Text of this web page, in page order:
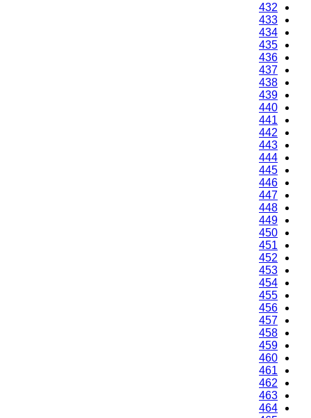
432
433
434
435
436
437
438
439
440
441
442
443
444
445
446
447
448
449
450
451
452
453
454
455
456
457
458
459
460
461
462
463
464